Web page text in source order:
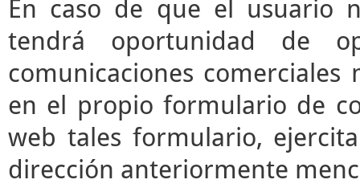
En caso de que el usuario
tendrá oportunidad de
comunicaciones
en el propio formulario de
web tales formulario,
dirección anteriormente